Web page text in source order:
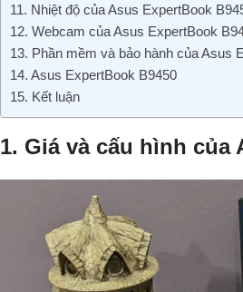
11. Nhiệt độ của Asus ExpertBook
12. Webcam của Asus ExpertBook
13. Phần mềm và bảo hành của Asus
14. Asus ExpertBook B9450
15. Kết luận
1. Giá và cấu hình của